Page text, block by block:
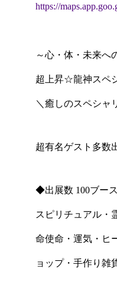
https://
～心・体・未来へ
超上昇☆龍神スペ
＼癒しのスペシャ
超有名ゲスト多数
◆出展数 100ブー
スピリチュアル・
命使命・運気・ヒ
ョップ・手作り雑